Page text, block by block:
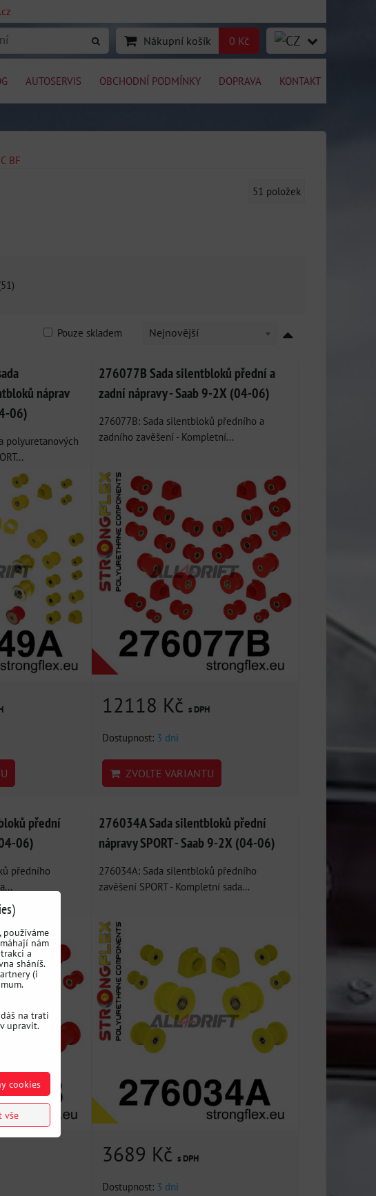
Nákupní košík 0 Kč
AUTOSERVIS OBCHODNÍ PODMÍNKY DOPRAVA KONTAKT
BF
51 položek
Nejnovější
Pouze skladem
náprav
06)
polyuretanových
276077B Sada silentbloků přední a
zadní nápravy - Saab 9-2X (04-06)
276077B: Sada silentbloků předního a
zadního zavěšení - Kompletní...
12118 Kčs DPH
Dostupnost: 3 dni
ZVOLTE VARIANTU
přední
06)
předního
276034A Sada silentbloků přední
nápravy SPORT - Saab 9-2X (04-06)
276034A: Sada silentbloků předního
zavěšení SPORT - Kompletní sada...
3689 Kčs DPH
Dostupnost: 3 dni
používáme
nám
a
sháníš.
(i
na trati
upravit.
cookies
vše